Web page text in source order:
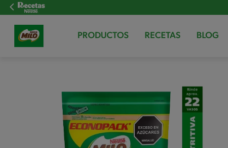
PRODUCTOS RECETAS BLOG